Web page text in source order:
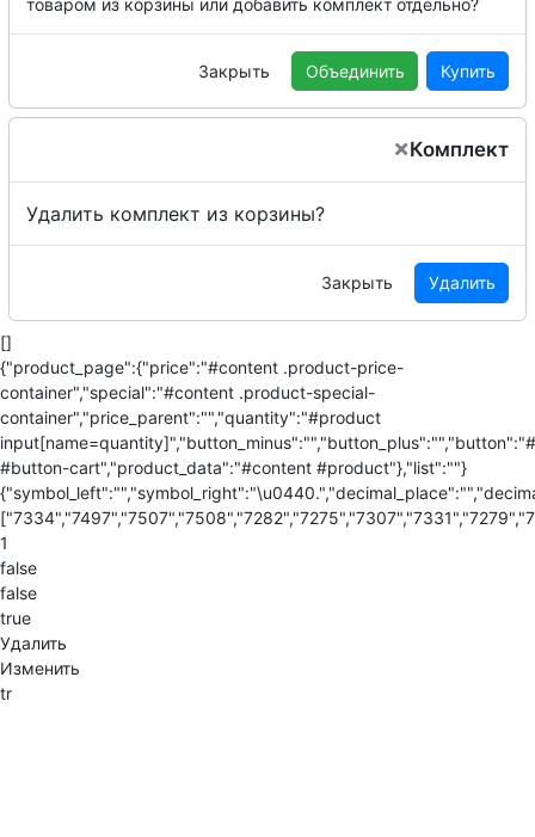
Закрыть Объединить Купить
×Комплект
Удалить комплект из корзины?
Закрыть Удалить
[]
{"product_page":{"price":"#content .product-price-
container","special":"#content .product-special-
container","price_parent":"","quantity":"#product
#button-cart","product_data":"#content #product"},"list":""}
1
false
false
true
Удалить
Изменить
tr